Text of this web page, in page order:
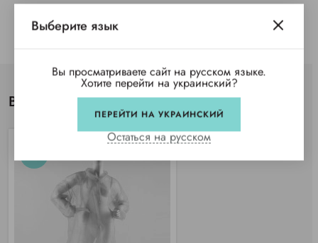
Вы просматривали
Выберите язык
Вы просматриваете сайт на русском языке.
Хотите перейти на украинский?
ПЕРЕЙТИ НА УКРАИНСКИЙ
Остаться на русском